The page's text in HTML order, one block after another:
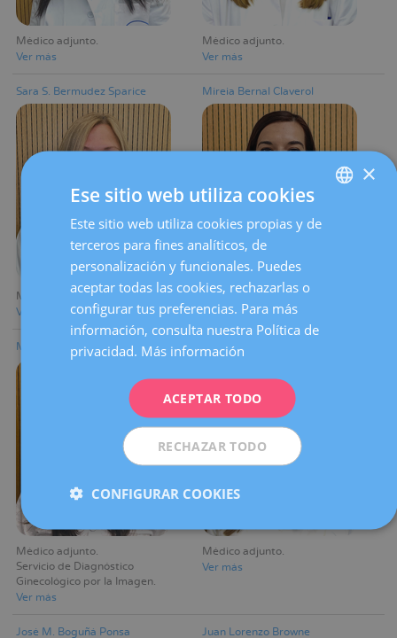
Médico adjunto
Ver más
Médico adjunto
Ver más
Sara S. Bermudez Sparice
Médico adjunto
Ver más
Mireia Bernal Claverol
Médico adjunto
Ver más
Maria N. Blanche
Médico adjunto
Servicio de Diagnóstico
Ginecológico por la Imagen
Ver más
Francys V. Blanco Mendez
Médico adjunto
Ver más
José M. Boguñá Ponsa Juan Lorenzo Browne
SPANISH
×
Ese sitio web utiliza cookies
Este sitio web utiliza cookies propias y de
terceros para fines analíticos, de
personalización y funcionales. Puedes
aceptar todas las cookies, rechazarlas o
configurar tus preferencias. Para más
información, consulta nuestra Política de
privacidad. Más información
ACEPTAR TODO
RECHAZAR TODO
CONFIGURAR COOKIES